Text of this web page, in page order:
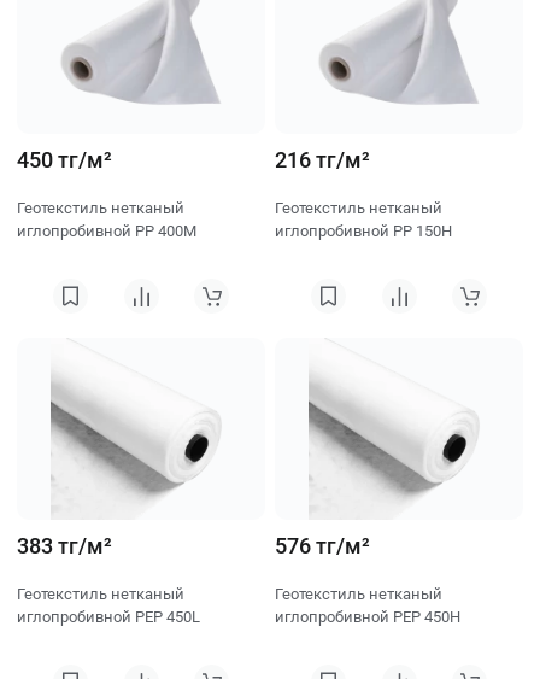
450 тг/м²
Геотекстиль нетканый
иглопробивной PP 400M
216 тг/м²
Геотекстиль нетканый
иглопробивной PP 150H
383 тг/м²
Геотекстиль нетканый
иглопробивной PEP 450L
576 тг/м²
Геотекстиль нетканый
иглопробивной PEP 450H